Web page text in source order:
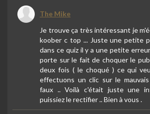
The Mike
Je trouve ça très intéressant je
koober c top ... Juste une petite
dans ce quiz il y a une petite
porte sur le fait de choquer le
deux fois ( le choqué ) ce qui
effectuons un clic sur le
faux .. Voilà c'était juste une
puissiez le rectifier .. Bien à vous .